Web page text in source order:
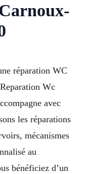
réparation WC
Wc
avec
les réparations
mécanismes
au
bénéficiez d’un